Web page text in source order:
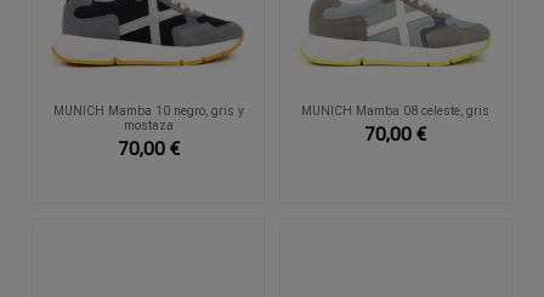
MUNICH Mamba 10 negro, gris y
mostaza
70,00 €
MUNICH Mamba 08 celeste, gris
70,00 €